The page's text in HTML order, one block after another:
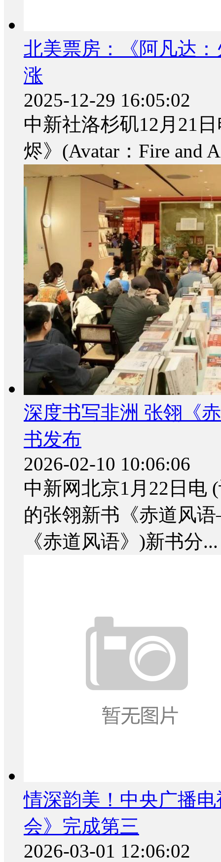
北美票房：《阿凡达
涨
2025-12-29 16:05:02
中新社洛杉矶12月21
烬》(Avatar：Fire and
深度书写非洲 张翎《
书发布
2026-02-10 10:06:06
中新网北京1月22日电
的张翎新书《赤道风
《赤道风语》)新书分...
情深韵美！中央广播
会》完成第三
2026-03-01 12:06:02